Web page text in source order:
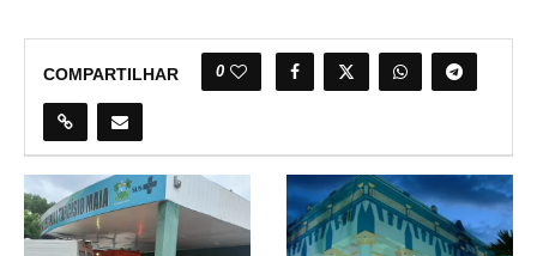
COMPARTILHAR 0